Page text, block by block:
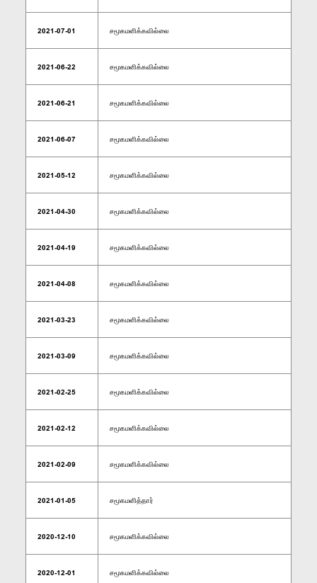
2021-07-01 சமூகமளிக்கவில்லை
2021-06-22 சமூகமளிக்கவில்லை
2021-06-21 சமூகமளிக்கவில்லை
2021-06-07 சமூகமளிக்கவில்லை
2021-05-12 சமூகமளிக்கவில்லை
2021-04-30 சமூகமளிக்கவில்லை
2021-04-19 சமூகமளிக்கவில்லை
2021-04-08 சமூகமளிக்கவில்லை
2021-03-23 சமூகமளிக்கவில்லை
2021-03-09 சமூகமளிக்கவில்லை
2021-02-25 சமூகமளிக்கவில்லை
2021-02-12 சமூகமளிக்கவில்லை
2021-02-09 சமூகமளிக்கவில்லை
2021-01-05 சமூகமளித்தார்
2020-12-10 சமூகமளிக்கவில்லை
2020-12-01 சமூகமளிக்கவில்லை